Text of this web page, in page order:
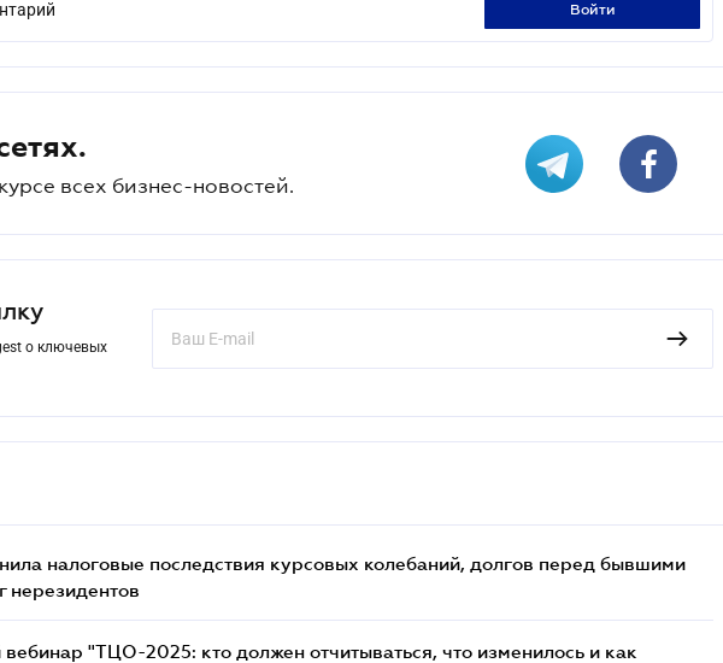
войти
всех бизнес-новостей.
о ключевых
налоговые последствия курсовых колебаний, долгов перед бывшими
нерезидентов
вебинар "ТЦО-2025: кто должен отчитываться, что изменилось и как